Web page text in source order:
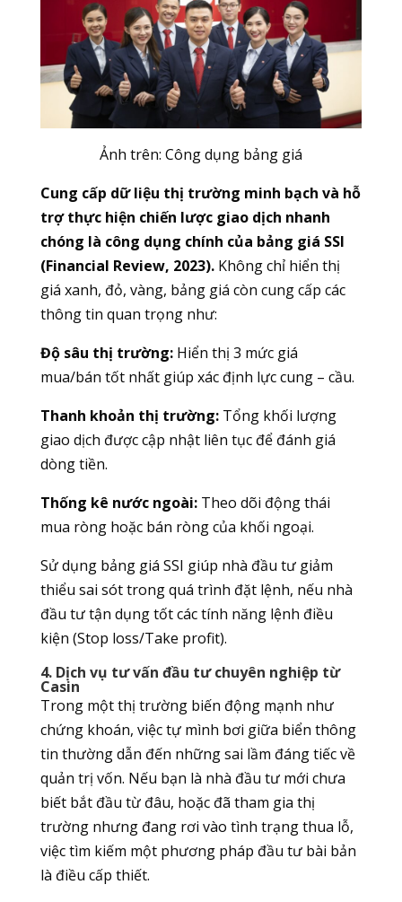
Ảnh trên: Công dụng bảng giá
Cung cấp dữ liệu thị trường minh bạch và hỗ
trợ thực hiện chiến lược giao dịch nhanh
chóng là công dụng chính của bảng giá SSI
(Financial Review, 2023).Không chỉ hiển thị
giá xanh, đỏ, vàng, bảng giá còn cung cấp các
thông tin quan trọng như:
Độ sâu thị trường:Hiển thị 3 mức giá
mua/bán tốt nhất giúp xác định lực cung – cầu.
Thanh khoản thị trường:Tổng khối lượng
giao dịch được cập nhật liên tục để đánh giá
dòng tiền.
Thống kê nước ngoài:Theo dõi động thái
mua ròng hoặc bán ròng của khối ngoại.
Sử dụng bảng giá SSI giúp nhà đầu tư giảm
thiểu sai sót trong quá trình đặt lệnh, nếu nhà
đầu tư tận dụng tốt các tính năng lệnh điều
kiện (Stop loss/Take profit).
4. Dịch vụ tư vấn đầu tư chuyên nghiệp từ
Casin
Trong một thị trường biến động mạnh như
chứng khoán, việc tự mình bơi giữa biển thông
tin thường dẫn đến những sai lầm đáng tiếc về
quản trị vốn. Nếu bạn là nhà đầu tư mới chưa
biết bắt đầu từ đâu, hoặc đã tham gia thị
trường nhưng đang rơi vào tình trạng thua lỗ,
việc tìm kiếm một phương pháp đầu tư bài bản
là điều cấp thiết.